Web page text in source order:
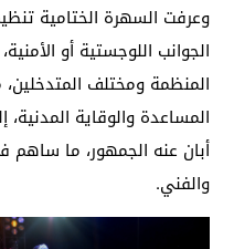
وعرفت السهرة الختامية
الجوانب اللوجستية أو
المنظمة ومختلف
المساعدة والوقاية المدنية،
أبان عنه الجمهور، ما ساهم
والفني.